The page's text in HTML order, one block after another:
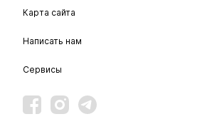
Карта сайта
Написать нам
Сервисы